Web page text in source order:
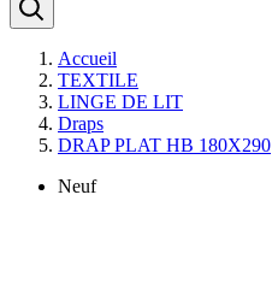
Accueil
TEXTILE
LINGE DE LIT
Draps
DRAP PLAT HB 180X290
Neuf